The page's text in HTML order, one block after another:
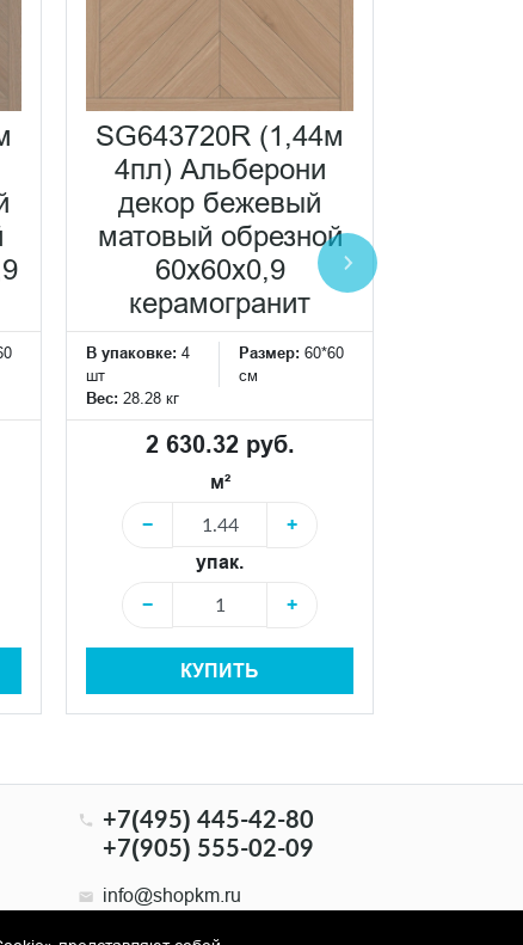
SG643720R (1,44м
4пл) Альберони
декор бежевый
матовый обрезной
60x60x0,9
керамогранит
В упаковке: 4
шт
Размер: 60*60
см
Вес: 28.28 кг
2 630.32 руб.
м²
−
+
упак.
−
+
КУПИТЬ
+7(495) 445-42-80
+7(905) 555-02-09
info@shopkm.ru